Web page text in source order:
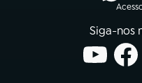
Siga-nos